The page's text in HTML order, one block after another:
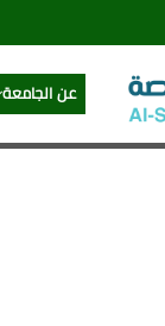
عن الجامعة